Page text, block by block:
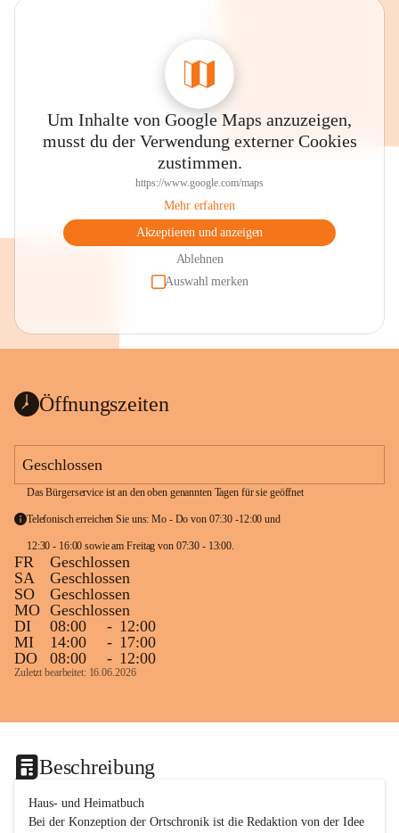
Um Inhalte von Google Maps anzuzeigen,
musst du der Verwendung externer Cookies
zustimmen.
https://www.google.com/maps
Mehr erfahren
Akzeptieren und anzeigen
Ablehnen
Auswahl merken
Öffnungszeiten
Geschlossen
Das Bürgerservice ist an den oben genannten Tagen für sie geöffnet
Telefonisch erreichen Sie uns: Mo - Do von 07:30 -12:00 und
FR
Geschlossen
SA
Geschlossen
SO
Geschlossen
MO Geschlossen
DI
08:00 - 12:00
MI
14:00 - 17:00
DO
08:00 - 12:00
Zuletzt bearbeitet: 16.06.2026
Beschreibung
Haus- und Heimatbuch
Bei der Konzeption der Ortschronik ist die Redaktion von der Idee